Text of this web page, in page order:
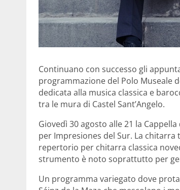
Continuano con successo gli
programmazione del Polo Museale
dedicata alla musica classica e
tra le mura di Castel Sant’Angelo.
Giovedì 30 agosto alle 21 la
per Impresiones del Sur. La chitarra
repertorio per chitarra classica
strumento è noto soprattutto per
Un programma variegato dove